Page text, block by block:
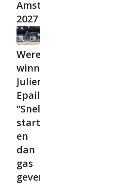
Amsterdam
2027
Wereldbeker
winnaar
Julien
Epaillard:
“Snel
starten
en
dan
gas
geven”